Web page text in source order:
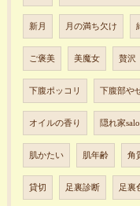
新月 月の満ち欠け
ご褒美 美魔女 贅沢
下腹ポッコリ 下腹部や
オイルの香り 隠れ家
肌かたい 肌年齢 角
貸切 足裏診断 足裏